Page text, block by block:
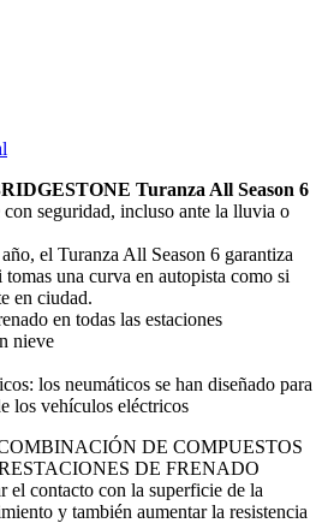
Turanza All Season 6
con seguridad, incluso ante la lluvia o
el Turanza All Season 6 garantiza
una curva en autopista como si
en ciudad.
en todas las estaciones
nieve
los neumáticos se han diseñado para
los vehículos eléctricos
DE COMPUESTOS
DE FRENADO
el contacto con la superficie de la
y también aumentar la resistencia